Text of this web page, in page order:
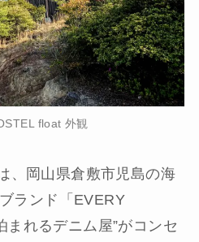
float 外観
、岡山県倉敷市児島の海
ランド「EVERY
まれるデニム屋”がコンセ